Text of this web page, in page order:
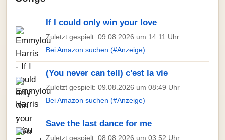
If I could only win your love
Zuletzt gespielt: 09.08.2026 um 14:11 Uhr
Bei Amazon suchen (#Anzeige)
(You never can tell) c'est la vie
Zuletzt gespielt: 09.08.2026 um 08:49 Uhr
Bei Amazon suchen (#Anzeige)
Save the last dance for me
Zuletzt gespielt: 08.08.2026 um 03:52 Uhr